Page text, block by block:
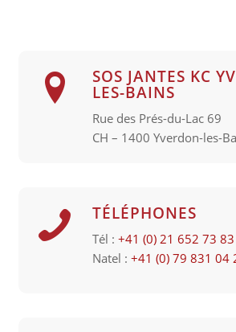
SOS JANTES KC
LES-BAINS
Rue des Prés-du-Lac 69
CH – 1400 Yverdon-les-
TÉLÉPHONES
Tél : +41 (0) 21 652 73 83
Natel : +41 (0) 79 831 04